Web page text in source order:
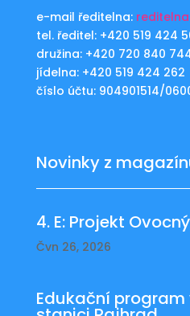
e-mail ředitelna:
tel. ředitel: +420 519 424
družina: +420 720 840
jídelna: +420 519 424 262
číslo účtu: 904901514/
Novinky z
4. E: Projekt
Čvn 26, 2026
Edukační